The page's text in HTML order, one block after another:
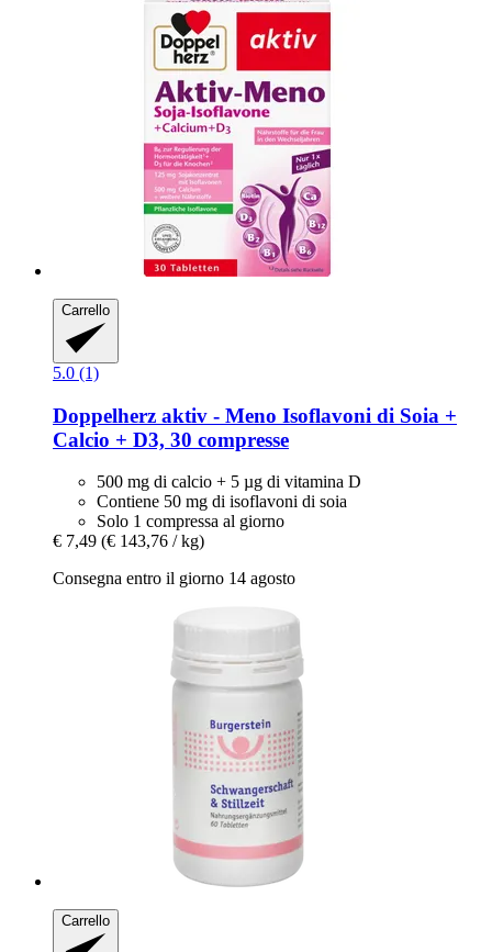
Carrello
5.0 (1)
Doppelherz aktiv -​ Meno Isoflavoni di Soia +
Calcio + D3, 30 compresse
500 mg di calcio + 5 µg di vitamina D
Contiene 50 mg di isoflavoni di soia
Solo 1 compressa al giorno
€ 7,49 (€ 143,76 / kg)
Consegna entro il giorno 14 agosto
Carrello